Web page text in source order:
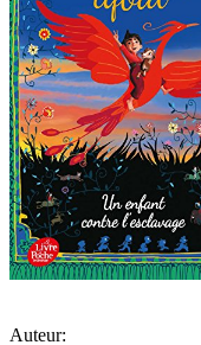
Auteur: